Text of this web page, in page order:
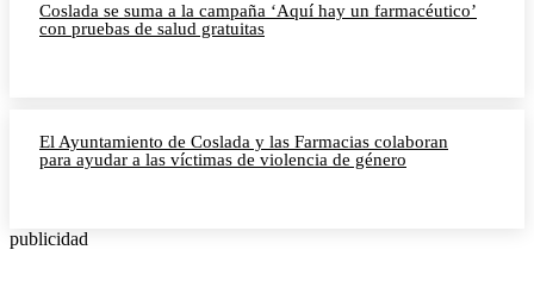
Coslada se suma a la campaña ‘Aquí hay un farmacéutico’
con pruebas de salud gratuitas
El Ayuntamiento de Coslada y las Farmacias colaboran
para ayudar a las víctimas de violencia de género
publicidad